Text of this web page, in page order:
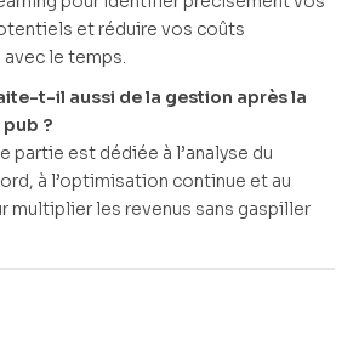
et réduire vos coûts
le temps.
t-il aussi de la gestion après la
?
partie est dédiée à l’analyse du
à l’optimisation continue et au
multiplier les revenus sans gaspiller